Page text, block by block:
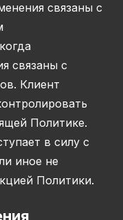
связаны с
связаны с
Клиент
Политике.
в силу с
иное не
Политики.